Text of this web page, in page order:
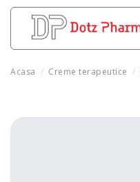
Acasa Creme terapeutice